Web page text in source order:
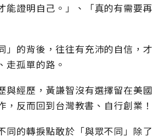
能證明自己。」、「真的有需要再
」的背後，往往有充沛的自信，才
走孤單的路。
與經歷，黃謙智沒有選擇留在美國
，反而回到台灣教書、自行創業！
同的轉捩點敢於「與眾不同」除了